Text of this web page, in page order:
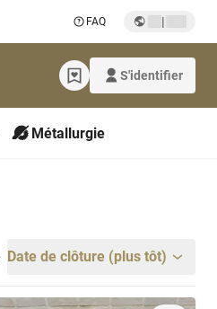
FAQ |
S'identifier
Métallurgie
Date de clôture (plus tôt)